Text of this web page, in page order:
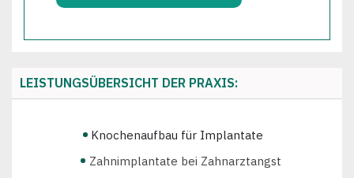
LEISTUNGSÜBERSICHT DER PRAXIS:
Knochenaufbau für Implantate
Zahnimplantate bei Zahnarztangst